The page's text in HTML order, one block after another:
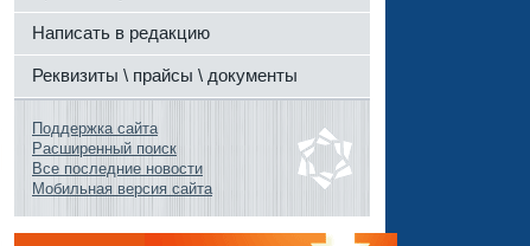
Написать в редакцию
Реквизиты \ прайсы \ документы
Поддержка сайта
Расширенный поиск
Все последние новости
Мобильная версия сайта